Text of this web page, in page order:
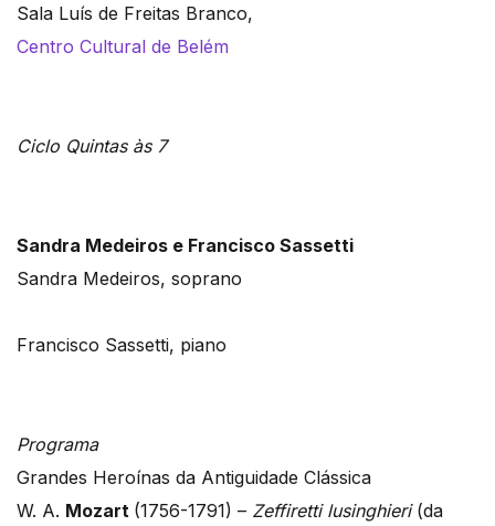
Sala Luís de Freitas Branco,
Centro Cultural de Belém
Ciclo Quintas às 7
Sandra Medeiros e Francisco Sassetti
Sandra Medeiros, soprano
Francisco Sassetti, piano
Programa
Grandes Heroínas da Antiguidade Clássica
W. A. Mozart (1756-1791) – Zeffiretti lusinghieri(da